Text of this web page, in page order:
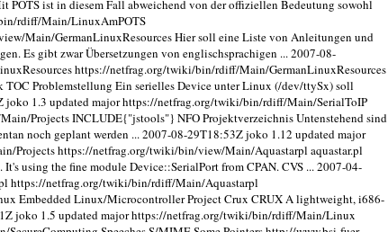
ist in diesem Fall abweichend von der offiziellen Bedeutung sowohl
rdiff/Main/LinuxAmPOTS
Main/GermanLinuxResourcesHier soll eine Liste von Anleitungen und
Es gibt zwar Übersetzungen von englischsprachigen ...2007-08-
https://netfrag.org/twiki/bin/rdiff/Main/GermanLinuxResources
TOC Problemstellung Ein serielles Device unter Linux (/dev/ttySx) soll
joko 1.3 updatedmajorhttps://netfrag.org/twiki/bin/rdiff/Main/SerialToIP
ProjectsINCLUDE{"jstools"} NFO Projektverzeichnis Untenstehend sind
noch geplant werden ...2007-08-29T18:53Zjoko 1.12 updatedmajor
Projectshttps://netfrag.org/twiki/bin/view/Main/Aquastarpl aquastar.pl
using the fine module Device::SerialPort from CPAN. CVS ...2007-04-
https://netfrag.org/twiki/bin/rdiff/Main/Aquastarpl
Embedded Linux/Microcontroller Project Crux CRUX A lightweight, i686-
joko 1.5 updatedmajorhttps://netfrag.org/twiki/bin/rdiff/Main/Linux